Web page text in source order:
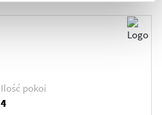
Ilość pokoi
4